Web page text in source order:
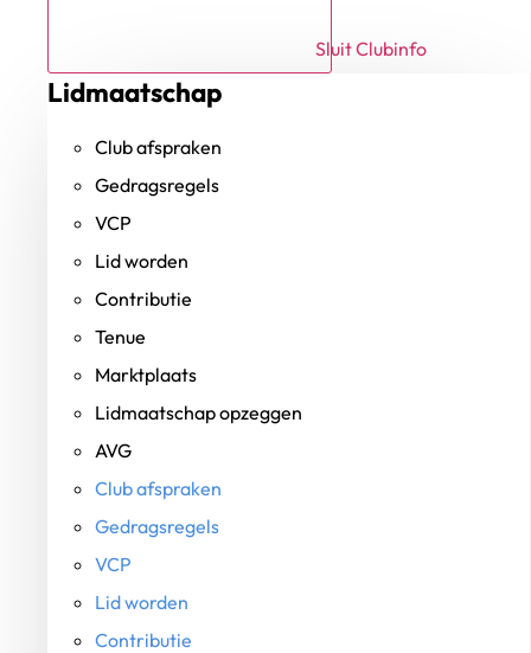
Sluit Clubinfo
Lidmaatschap
Club afspraken
Gedragsregels
VCP
Lid worden
Contributie
Tenue
Marktplaats
Lidmaatschap opzeggen
AVG
Club afspraken
Gedragsregels
VCP
Lid worden
Contributie